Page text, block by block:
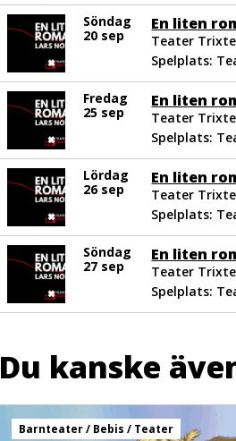
Söndag
20 sep
En liten
Teater
Spelplats:
Fredag
25 sep
En liten
Teater
Spelplats:
Lördag
26 sep
En liten
Teater
Spelplats:
Söndag
27 sep
En liten
Teater
Spelplats:
Du kanske
Barnteater / Bebis / Teater